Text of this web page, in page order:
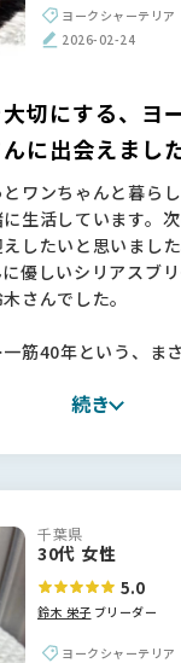
ヨークシャーテリア
2026-02-24
切にする、ヨ
に出会えまし
ワンちゃんと暮ら
生活しています。
したいと思いまし
優しいシリアスブ
さんでした。
筋40年という、ま
ヨーキー」を育てて
いう大きな安心感に
の犬舎を訪ねるのは
な信頼できる方に出
の「犬質の良さ」は
そだと実感しました
続き
千葉県
30代 女性
5.0
鈴木 栄子 ブリーダー
ヨークシャーテリア